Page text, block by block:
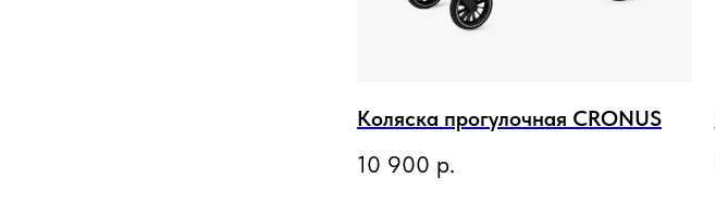
Коляска прогулочная CRONUS
10 900 р.